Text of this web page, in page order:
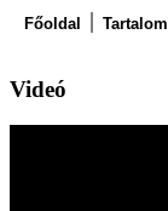
Főoldal Tartalom
Videó